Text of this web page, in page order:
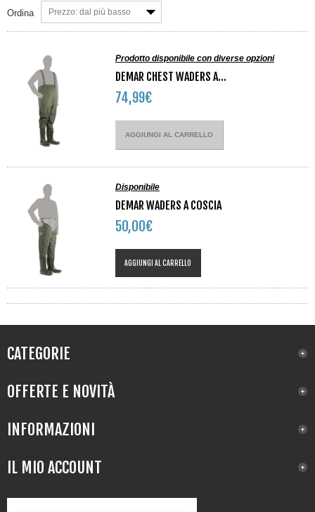
Ordina Prezzo: dal più basso
Prodotto disponibile con diverse opzioni
DEMAR CHEST WADERS A...
74,99€
AGGIUNGI AL CARRELLO
Disponibile
DEMAR WADERS A COSCIA
50,00€
AGGIUNGI AL CARRELLO
CATEGORIE
OFFERTE E NOVITÀ
INFORMAZIONI
IL MIO ACCOUNT